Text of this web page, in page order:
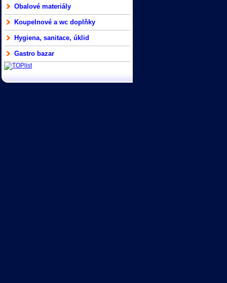
Obalové materiály
Koupelnové a wc doplňky
Hygiena, sanitace, úklid
Gastro bazar